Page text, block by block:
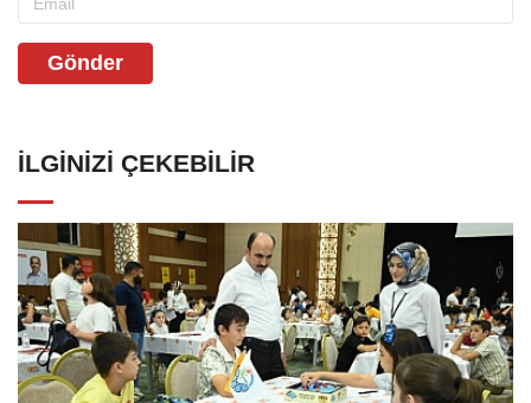
Gönder
İLGINIZI ÇEKEBILIR